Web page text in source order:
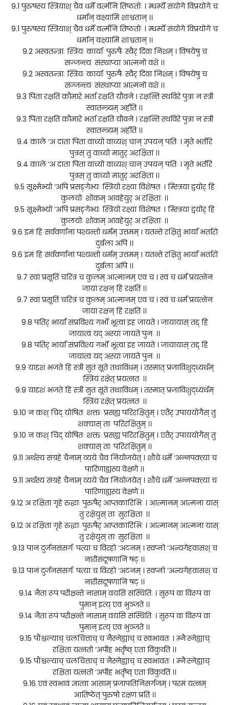
9.1 पुरुषस्य स्त्रियाश् चैव धर्मे वर्त्मनि तिष्ठतोः । म्धर्म्ये संयोगे विप्रयोगे च
धर्मान् वक्ष्यामि शाश्वतान् ।।
9.1 पुरुषस्य स्त्रियाश् चैव धर्मे वर्त्मनि तिष्ठतोः । म्धर्म्ये संयोगे विप्रयोगे च
धर्मान् वक्ष्यामि शाश्वतान् ।।
9.2 अस्वतन्त्राः स्त्रियः कार्याः पुरुषैः स्वैर् दिवा निशम् । विषयेषु च
सज्जन्त्यः संस्थाप्या आत्मनो वशे ।।
9.2 अस्वतन्त्राः स्त्रियः कार्याः पुरुषैः स्वैर् दिवा निशम् । विषयेषु च
सज्जन्त्यः संस्थाप्या आत्मनो वशे ।।
9.3 पिता रक्षति कौमारे भर्ता रक्षति यौवने । रक्षन्ति स्थविरे पुत्रा न स्त्री
स्वातन्त्र्यम् अर्हति ।।
9.3 पिता रक्षति कौमारे भर्ता रक्षति यौवने । रक्षन्ति स्थविरे पुत्रा न स्त्री
स्वातन्त्र्यम् अर्हति ।।
9.4 काले ‘अ दाता पिता वाच्यो वाच्यश् चान् उपयन् पतिः । मृते भर्तरि
पुत्रस् तु वाच्यो मातुर् अरक्षिता ।।
9.4 काले ‘अ दाता पिता वाच्यो वाच्यश् चान् उपयन् पतिः । मृते भर्तरि
पुत्रस् तु वाच्यो मातुर् अरक्षिता ।।
9.5 सूक्ष्मेभ्यो ‘अपि प्रसङ्गेभ्यः स्त्रियो रक्ष्या विशेषतः । म्स्त्रिया द्वयोर् हि
कुलयोः शोकम् आवहेयुर् अ रक्षिताः ।।
9.5 सूक्ष्मेभ्यो ‘अपि प्रसङ्गेभ्यः स्त्रियो रक्ष्या विशेषतः । म्स्त्रिया द्वयोर् हि
कुलयोः शोकम् आवहेयुर् अ रक्षिताः ।।
9.6 इमं हि सर्ववर्णानां पश्यन्तो धर्मम् उत्तमम् । यतन्ते रक्षितुं भार्यां भर्तारो
दुर्बला अपि ।।
9.6 इमं हि सर्ववर्णानां पश्यन्तो धर्मम् उत्तमम् । यतन्ते रक्षितुं भार्यां भर्तारो
दुर्बला अपि ।।
9.7 स्वां प्रसूतिं चरित्रं च कुलम् आत्मानम् एव च । स्वं च धर्मं प्रयत्नेन
जायां रक्षन् हि रक्षति ।।
9.7 स्वां प्रसूतिं चरित्रं च कुलम् आत्मानम् एव च । स्वं च धर्मं प्रयत्नेन
जायां रक्षन् हि रक्षति ।।
9.8 पतिर् भार्यां संप्रविश्य गर्भो भूत्वा इह जायते । जायायास् तद्द् हि
जायात्वं यद् अस्यां जायते पुनः ।।
9.8 पतिर् भार्यां संप्रविश्य गर्भो भूत्वा इह जायते । जायायास् तद्द् हि
जायात्वं यद् अस्यां जायते पुनः ।।
9.9 यादृशं भजते हि स्त्री सुतं सूते तथाविधम् । तस्मात् प्रजाविशुद्ध्यर्थम्
स्त्रियं रक्षेत् प्रयत्नतः ।।
9.9 यादृशं भजते हि स्त्री सुतं सूते तथाविधम् । तस्मात् प्रजाविशुद्ध्यर्थम्
स्त्रियं रक्षेत् प्रयत्नतः ।।
9.10 न कश् चिद् योषितः शक्तः प्रसह्य परिरक्षितुम् । एतैर् उपाययोगैस् तु
शक्यास् ताः परिरक्षितुम् ।।
9.10 न कश् चिद् योषितः शक्तः प्रसह्य परिरक्षितुम् । एतैर् उपाययोगैस् तु
शक्यास् ताः परिरक्षितुम् ।।
9.11 अर्थस्य संग्रहे चैनाम् व्यये चैव नियोजयेत् । शौचे धर्मे ‘अन्नपक्त्यां च
पारिणाह्यस्य वेक्षणे ।।
9.11 अर्थस्य संग्रहे चैनाम् व्यये चैव नियोजयेत् । शौचे धर्मे ‘अन्नपक्त्यां च
पारिणाह्यस्य वेक्षणे ।।
9.12 अ रक्षिता गृहे रुद्धाः पुरुषैर् आप्तकारिभिः । आत्मानम् आत्मना यास्
तु रक्षेयुस् ताः सुरक्षिताः ।।
9.12 अ रक्षिता गृहे रुद्धाः पुरुषैर् आप्तकारिभिः । आत्मानम् आत्मना यास्
तु रक्षेयुस् ताः सुरक्षिताः ।।
9.13 पानं दुर्जनसंसर्गः पत्या च विरहो ‘अटनम् । स्वप्नो ‘अन्यगेहवासश् च
नारीसंदूषणानि षट् ।।
9.13 पानं दुर्जनसंसर्गः पत्या च विरहो ‘अटनम् । स्वप्नो ‘अन्यगेहवासश् च
नारीसंदूषणानि षट् ।।
9.14 नैता रूपं परीक्षन्ते नासाम् वयसि संस्थितिः । सुरूपं वा विरूपं वा
पुमान् इत्य् एव भुञ्जते ।।
9.14 नैता रूपं परीक्षन्ते नासाम् वयसि संस्थितिः । सुरूपं वा विरूपं वा
पुमान् इत्य् एव भुञ्जते ।।
9.15 पौंश्चल्याच् चलचित्ताच् च नैस्नेह्याच् च स्वभावतः । म्नैःस्नेह्याच्
रक्षिता यत्नतो ‘अपीह भर्तृष्व् एता विकुर्वते ।।
9.15 पौंश्चल्याच् चलचित्ताच् च नैस्नेह्याच् च स्वभावतः । म्नैःस्नेह्याच्
रक्षिता यत्नतो ‘अपीह भर्तृष्व् एता विकुर्वते ।।
9.16 एवं स्वभावं ज्ञात्वा आसाम् प्रजापतिनिसर्गजम् । परमं यत्नम्
आतिष्ठेत् पुरुषो रक्षणं प्रति ।।